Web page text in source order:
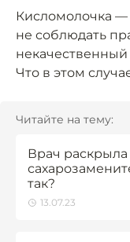
Кисломолочка —
не соблюдать
Что в этом
Читайте на тему:
Врач раскрыла
так?
13.07.23